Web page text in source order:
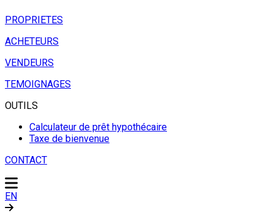
PROPRIETES
ACHETEURS
VENDEURS
TEMOIGNAGES
OUTILS
Calculateur de prêt hypothécaire
Taxe de bienvenue
CONTACT
EN